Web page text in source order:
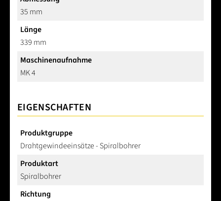
35 mm
Länge
339 mm
Maschinenaufnahme
MK 4
EIGENSCHAFTEN
Produktgruppe
Drahtgewindeeinsätze - Spiralbohrer
Produktart
Spiralbohrer
Richtung